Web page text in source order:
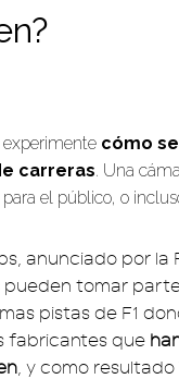
experimente cómo
carreras. Una
el público, o
anunciado por la
tomar parte
pistas de F1
fabricantes que
, y como resultado